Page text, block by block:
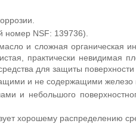
номер NSF: 139736).
и сложная органическая
практически невидимая
для защиты поверхности
и не содержащими железо
и небольшого
хорошему распределению